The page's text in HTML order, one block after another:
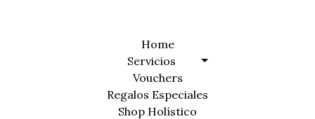
Home
Servicios
Vouchers
Regalos Especiales
Shop Holístico